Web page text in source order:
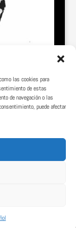
las cookies para
de estas
de navegación o las
puede afectar